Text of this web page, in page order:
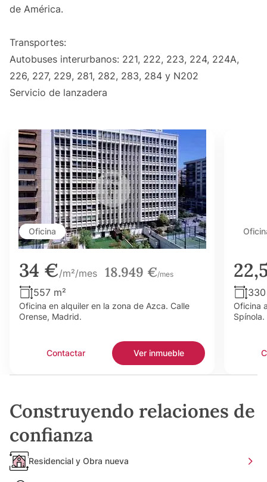
de América.
Transportes:
Autobuses interurbanos: 221, 222, 223, 224, 224A,
226, 227, 229, 281, 282, 283, 284 y N202
Servicio de lanzadera
Oficina
34 €/m²/mes 18.949 €/mes
557 m²
Oficina en alquiler en la zona de Azca. Calle
Orense, Madrid.
Contactar Ver inmueble
Oficina
Spínola.
Construyendo relaciones de
confianza
Residencial y Obra nueva